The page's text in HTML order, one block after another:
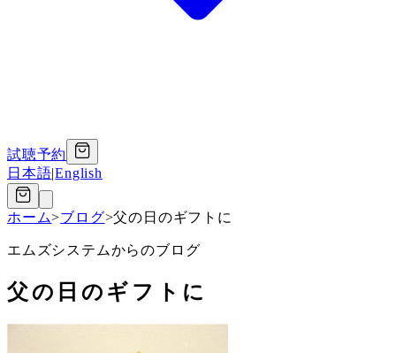
試聴予約
日本語|English
ホーム>ブログ>父の日のギフトに
エムズシステムからのブログ
父の日のギフトに